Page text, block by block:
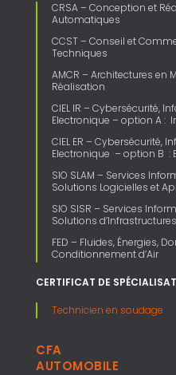
CRSA – Conception et
Automatiques
CCST – Conseil et
Techniques
AMCR – Architectures en
Réalisation
CIEL IR – Cybersécurité,
Electronique – option A :
CIEL ER – Cybersécurité,
Electronique – option B :
SIO SLAM – Services
Solutions Logicielles et
SIO SISR – Services
Solutions
FED – Fluides, Énergies,
Conditionnement d’Air
CERTIFICAT DE
Technicien en soudage
CFA
AUTOMOBILE